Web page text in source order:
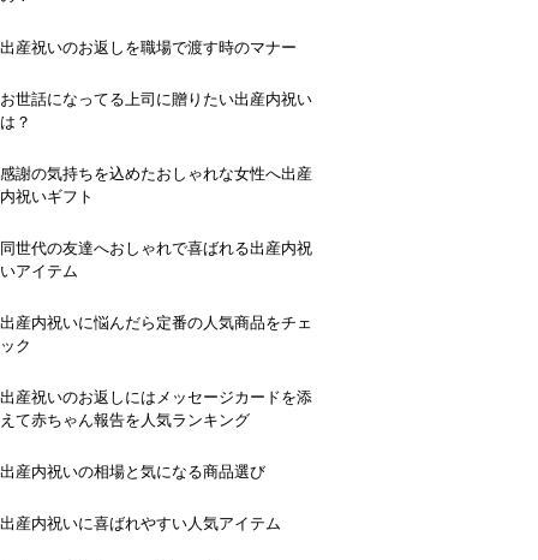
出産祝いのお返しを職場で渡す時のマナー
お世話になってる上司に贈りたい出産内祝い
は？
感謝の気持ちを込めたおしゃれな女性へ出産
内祝いギフト
同世代の友達へおしゃれで喜ばれる出産内祝
いアイテム
出産内祝いに悩んだら定番の人気商品をチェ
ック
出産祝いのお返しにはメッセージカードを添
えて赤ちゃん報告を人気ランキング
出産内祝いの相場と気になる商品選び
出産内祝いに喜ばれやすい人気アイテム